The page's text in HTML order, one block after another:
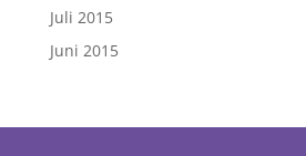
Juli 2015
Juni 2015